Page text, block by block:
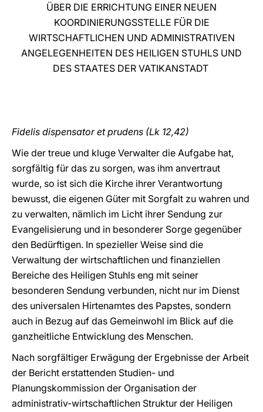
ÜBER DIE ERRICHTUNG EINER NEUEN
KOORDINIERUNGSSTELLE FÜR DIE
WIRTSCHAFTLICHEN UND ADMINISTRATIVEN
ANGELEGENHEITEN DES HEILIGEN STUHLS UND
DES STAATES DER VATIKANSTADT
Fidelis dispensator et prudens (Lk 12,42)
Wie der treue und kluge Verwalter die Aufgabe hat,
sorgfältig für das zu sorgen, was ihm anvertraut
wurde, so ist sich die Kirche ihrer Verantwortung
bewusst, die eigenen Güter mit Sorgfalt zu wahren und
zu verwalten, nämlich im Licht ihrer Sendung zur
Evangelisierung und in besonderer Sorge gegenüber
den Bedürftigen. In spezieller Weise sind die
Verwaltung der wirtschaftlichen und finanziellen
Bereiche des Heiligen Stuhls eng mit seiner
besonderen Sendung verbunden, nicht nur im Dienst
des universalen Hirtenamtes des Papstes, sondern
auch in Bezug auf das Gemeinwohl im Blick auf die
ganzheitliche Entwicklung des Menschen.
Nach sorgfältiger Erwägung der Ergebnisse der Arbeit
der Bericht erstattenden Studien- und
Planungskommission der Organisation der
administrativ-wirtschaftlichen Struktur der Heiligen